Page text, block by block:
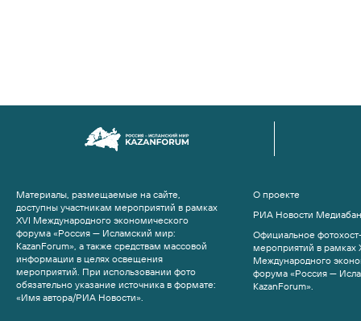
Материалы, размещаемые на сайте,
доступны участникам мероприятий в рамках
XVI Международного экономического
форума «Россия — Исламский мир:
KazanForum», а также средствам массовой
информации в целях освещения
мероприятий. При использовании фото
обязательно указание источника в формате:
«Имя автора/РИА Новости».
О проекте
РИА Новости
Официальное
мероприятий в рамках
Международного
форума «Россия —
KazanForum».